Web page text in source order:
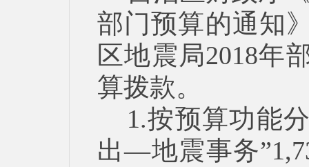
部门预算的通知
区地震局2018年
算拨款。
1.按预算功能
出—地震事务